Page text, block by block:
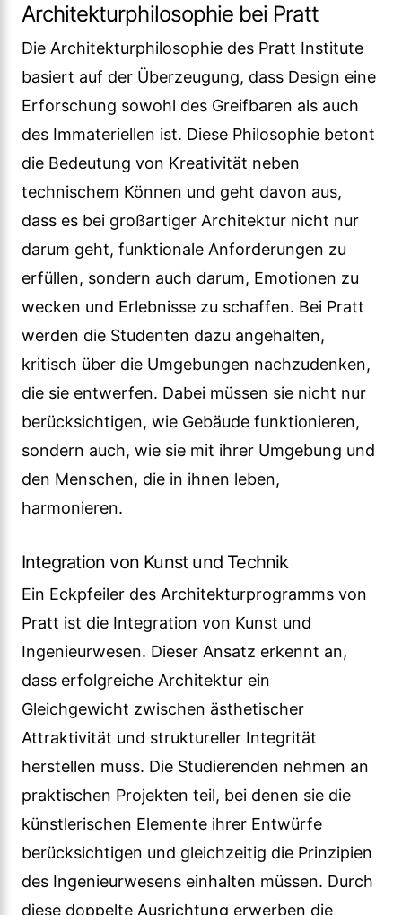
Architekturphilosophie bei Pratt
Die Architekturphilosophie des Pratt Institute
basiert auf der Überzeugung, dass Design eine
Erforschung sowohl des Greifbaren als auch
des Immateriellen ist. Diese Philosophie betont
die Bedeutung von Kreativität neben
technischem Können und geht davon aus,
dass es bei großartiger Architektur nicht nur
darum geht, funktionale Anforderungen zu
erfüllen, sondern auch darum, Emotionen zu
wecken und Erlebnisse zu schaffen. Bei Pratt
werden die Studenten dazu angehalten,
kritisch über die Umgebungen nachzudenken,
die sie entwerfen. Dabei müssen sie nicht nur
berücksichtigen, wie Gebäude funktionieren,
sondern auch, wie sie mit ihrer Umgebung und
den Menschen, die in ihnen leben,
harmonieren.
Integration von Kunst und Technik
Ein Eckpfeiler des Architekturprogramms von
Pratt ist die Integration von Kunst und
Ingenieurwesen. Dieser Ansatz erkennt an,
dass erfolgreiche Architektur ein
Gleichgewicht zwischen ästhetischer
Attraktivität und struktureller Integrität
herstellen muss. Die Studierenden nehmen an
praktischen Projekten teil, bei denen sie die
künstlerischen Elemente ihrer Entwürfe
berücksichtigen und gleichzeitig die Prinzipien
des Ingenieurwesens einhalten müssen. Durch
diese doppelte Ausrichtung erwerben die